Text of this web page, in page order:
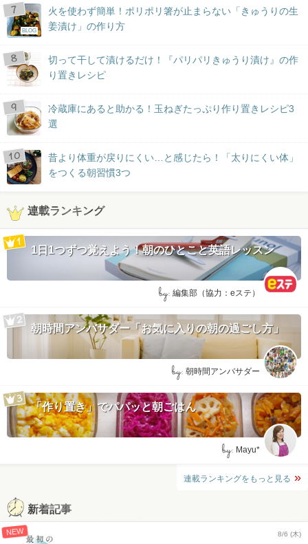
BLOG
火を使わず簡単！ポリポリ箸が止まらない「きゅうりの生
姜漬け」の作り方
切って干して漬けるだけ！『パリパリきゅうり漬け』の作
り置きレシピ
冷蔵庫にあると助かる！玉ねぎたっぷり作り置きレシピ3
選
昔より体重が戻りにくい…と感じたら！「太りにくい体」
をつくる朝習慣3つ
連載ランキング
1日1つずつ覚えよう！朝のひとこと英語レッスン
by: 編集部（協力：eステ）
朝時間アンバサダー「お気に入りの朝の過ごし方」
by: 朝時間アンバサダー
「作り置き」でパパッと朝ごはん
by: Mayu*
連載ランキングをもっと見る
新着記事
NEW 8/6 (木)